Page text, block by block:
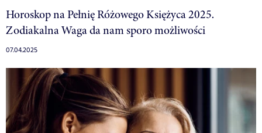
Horoskop na Pełnię Różowego Księżyca 2025.
Zodiakalna Waga da nam sporo możliwości
07.04.2025